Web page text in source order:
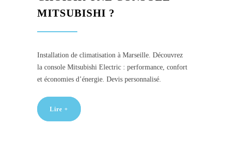
MITSUBISHI ?
Installation de climatisation à Marseille. Découvrez
la console Mitsubishi Electric : performance, confort
et économies d’énergie. Devis personnalisé.
Lire +